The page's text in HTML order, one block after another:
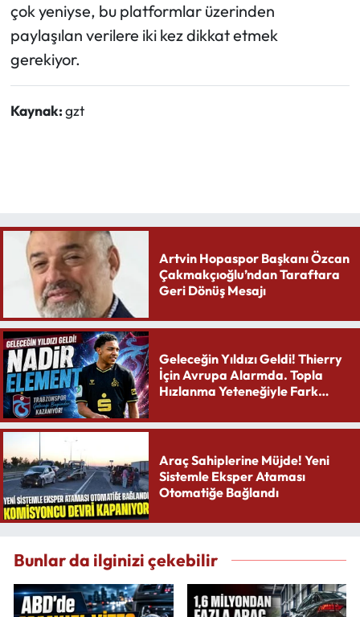
çok yeniyse, bu platformlar üzerinden
paylaşılan verilere iki kez dikkat etmek
gerekiyor.
Kaynak:gzt
Artvin Hopaspor Başkanı Özcan
Çakmakçıoğlu’ndan Taraftara
Geri Dönüş Mesajı
Geleceğin Yıldızı Geldi! Thierry
İçin Avrupa Alarmda. Topla
Hızlanma Yeteneğiyle Fark
Araç Sahiplerine Müjde! Yeni
Sistemle Eksper Ataması
Otomatiğe Bağlandı
Bunlar da ilginizi çekebilir